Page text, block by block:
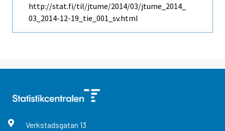
http://stat.fi/til/jtume/2014/03/jtume_2014_
03_2014-12-19_tie_001_sv.html
Verkstadsgatan 13